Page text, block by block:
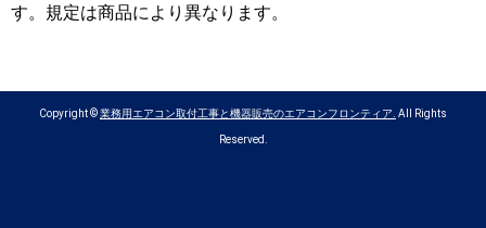
す。規定は商品により異なります。
Copyright ©業務用エアコン取付工事と機器販売のエアコンフロンティア. All Rights
Reserved.